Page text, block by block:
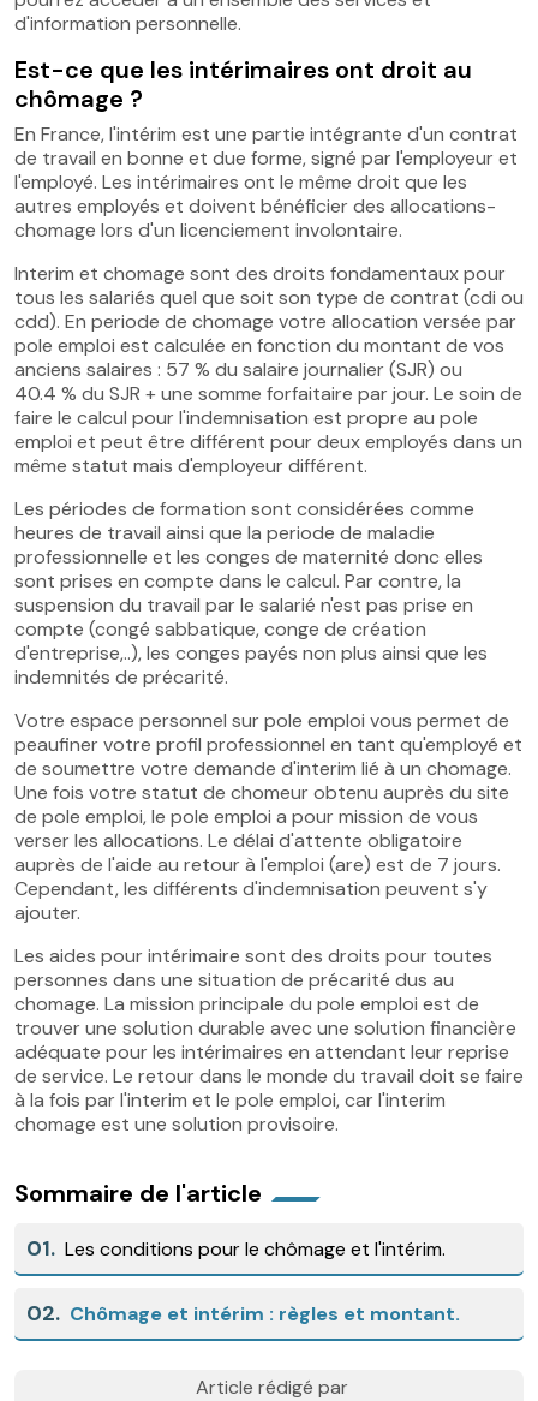
d'information personnelle.
Est-ce que les intérimaires ont droit au
chômage ?
En France, l'intérim est une partie intégrante d'un contrat
de travail en bonne et due forme, signé par l'employeur et
l'employé. Les intérimaires ont le même droit que les
autres employés et doivent bénéficier des allocations-
chomage lors d'un licenciement involontaire.
Interim et chomage sont des droits fondamentaux pour
tous les salariés quel que soit son type de contrat (cdi ou
cdd). En periode de chomage votre allocation versée par
pole emploi est calculée en fonction du montant de vos
anciens salaires : 57 % du salaire journalier (SJR) ou
40.4 % du SJR + une somme forfaitaire par jour. Le soin de
faire le calcul pour l'indemnisation est propre au pole
emploi et peut être différent pour deux employés dans un
même statut mais d'employeur différent.
Les périodes de formation sont considérées comme
heures de travail ainsi que la periode de maladie
professionnelle et les conges de maternité donc elles
sont prises en compte dans le calcul. Par contre, la
suspension du travail par le salarié n'est pas prise en
compte (congé sabbatique, conge de création
d'entreprise,..), les conges payés non plus ainsi que les
indemnités de précarité.
Votre espace personnel sur pole emploi vous permet de
peaufiner votre profil professionnel en tant qu'employé et
de soumettre votre demande d'interim lié à un chomage.
Une fois votre statut de chomeur obtenu auprès du site
de pole emploi, le pole emploi a pour mission de vous
verser les allocations. Le délai d'attente obligatoire
auprès de l'aide au retour à l'emploi (are) est de 7 jours.
Cependant, les différents d'indemnisation peuvent s'y
ajouter.
Les aides pour intérimaire sont des droits pour toutes
personnes dans une situation de précarité dus au
chomage. La mission principale du pole emploi est de
trouver une solution durable avec une solution financière
adéquate pour les intérimaires en attendant leur reprise
de service. Le retour dans le monde du travail doit se faire
à la fois par l'interim et le pole emploi, car l'interim
chomage est une solution provisoire.
Sommaire de l'article
01. Les conditions pour le chômage et l'intérim.
02. Chômage et intérim : règles et montant.
Article rédigé par